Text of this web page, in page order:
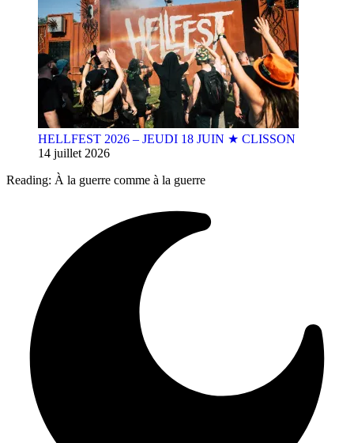
HELLFEST 2026 – JEUDI 18 JUIN ★ CLISSON
14 juillet 2026
Reading: À la guerre comme à la guerre